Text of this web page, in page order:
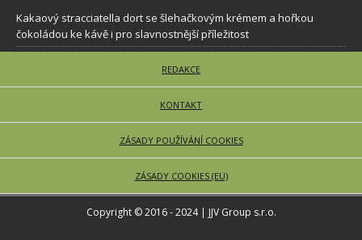
Kakaový stracciatella dort se šlehačkovým krémem a hořkou
čokoládou ke kávě i pro slavnostnější příležitost
REDAKCE
KONTAKT
ZÁSADY POUŽÍVÁNÍ COOKIES
ZÁSADY COOKIES (EU)
Copyright © 2016 - 2024 | JJV Group s.r.o.